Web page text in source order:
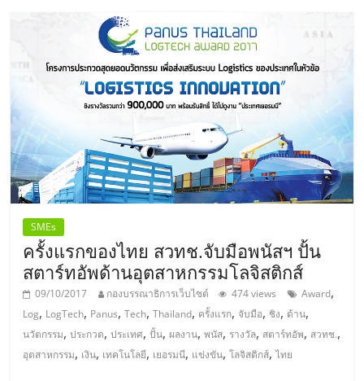
แฟ
รน
ไชส์
แฟ
รน
ไชส์
ขาย
หน้า
SMEs
ครั้งแรกของไทย สวทช.จับมือพนัสฯ ปั้น
สตาร์ทอัพด้านอุตสาหกรรมโลจิสติกส์
09/10/2017 กองบรรณาธิการเว็บไซต์ 474 views Award,
Log, LogTech, Panus,Tech,Thailand, ครั้งแรก, จับมือ, ชิง, ด้าน,
นวัตกรรม,ประกวด,ประเทศ,ปั้น,ผลงาน,พนัส, รางวัล, สตาร์ทอัพ, สวทช.,
อุตสาหกรรม, เงิน, เทคโนโลยี, เยอรมนี, แข่งขัน,โลจิสติกส์,ไทย